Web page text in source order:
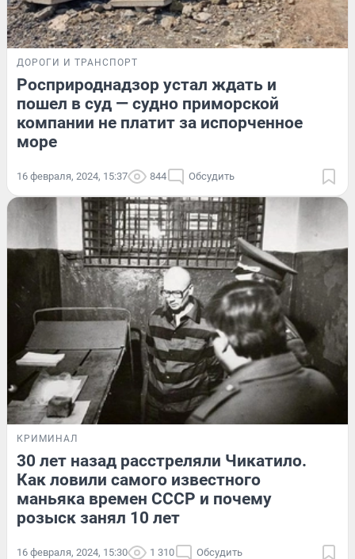
ДОРОГИ И ТРАНСПОРТ
Росприроднадзор устал ждать и
пошел в суд — судно приморской
компании не платит за испорченное
море
16 февраля, 2024, 15:37 844 Обсудить
КРИМИНАЛ
30 лет назад расстреляли Чикатило.
Как ловили самого известного
маньяка времен СССР и почему
розыск занял 10 лет
16 февраля, 2024, 15:30 1 310 Обсудить